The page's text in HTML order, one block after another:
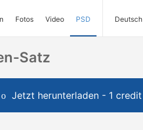
Fotos Video PSD Deutsch
Satz
Jetzt herunterladen - 1 credit